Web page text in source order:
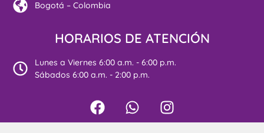
Bogotá – Colombia
HORARIOS DE ATENCIÓN
Lunes a Viernes 6:00 a.m. - 6:00 p.m.
Sábados 6:00 a.m. - 2:00 p.m.